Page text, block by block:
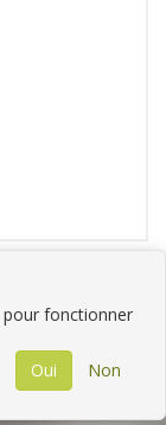
Contactez-
Politique de
pour fonctionner
Oui
Non